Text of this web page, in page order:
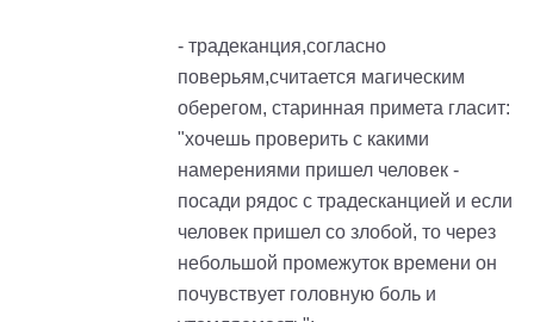
- традеканция,согласно
поверьям,считается магическим
оберегом, старинная примета гласит:
"хочешь проверить с какими
намерениями пришел человек -
посади рядос с традесканцией и если
человек пришел со злобой, то через
небольшой промежуток времени он
почувствует головную боль и